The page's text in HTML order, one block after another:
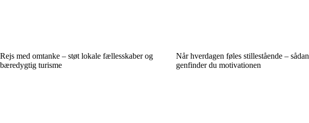
Rejs med omtanke – støt lokale fællesskaber og
bæredygtig turisme
Når hverdagen føles stillestående – sådan
genfinder du motivationen